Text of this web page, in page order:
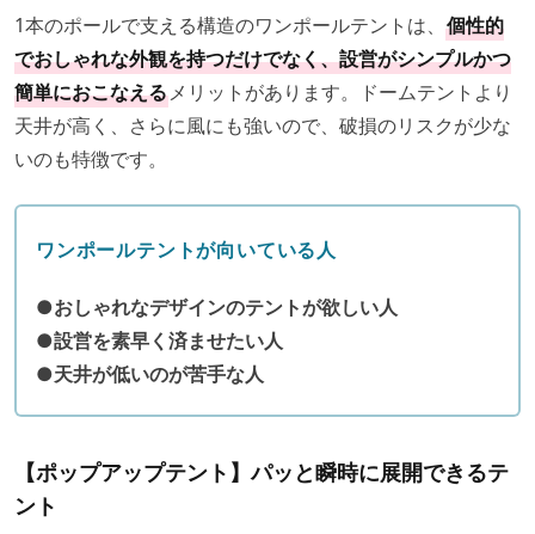
1本のポールで支える構造のワンポールテントは、 個性的
でおしゃれな外観を持つだけでなく、設営がシンプルかつ
簡単におこなえるメリットがあります。ドームテントより
天井が高く、さらに風にも強いので、破損のリスクが少な
いのも特徴です。
ワンポールテントが向いている人
●おしゃれなデザインのテントが欲しい人
●設営を素早く済ませたい人
●天井が低いのが苦手な人
【ポップアップテント】パッと瞬時に展開できるテ
ント